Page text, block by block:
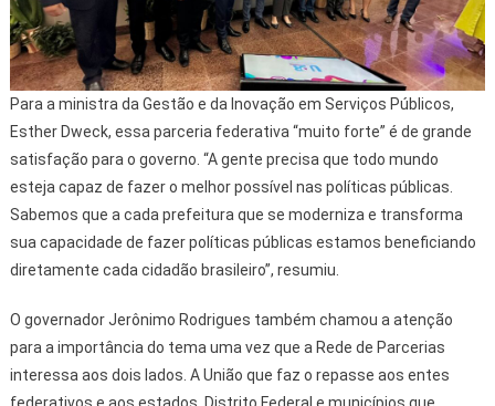
Para a ministra da Gestão e da Inovação em Serviços Públicos,
Esther Dweck, essa parceria federativa “muito forte” é de grande
satisfação para o governo. “A gente precisa que todo mundo
esteja capaz de fazer o melhor possível nas políticas públicas.
Sabemos que a cada prefeitura que se moderniza e transforma
sua capacidade de fazer políticas públicas estamos beneficiando
diretamente cada cidadão brasileiro”, resumiu.
O governador Jerônimo Rodrigues também chamou a atenção
para a importância do tema uma vez que a Rede de Parcerias
interessa aos dois lados. A União que faz o repasse aos entes